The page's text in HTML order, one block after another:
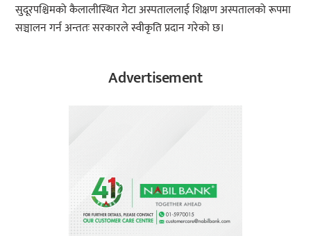
सुदूरपश्चिमको कैलालीस्थित गेटा अस्पताललाई शिक्षण अस्पतालको रूपमा
सञ्चालन गर्न अन्ततः सरकारले स्वीकृति प्रदान गरेको छ।
Advertisement